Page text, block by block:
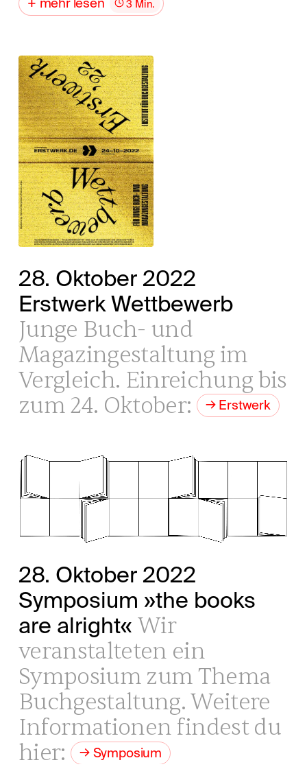
3 Min.
28. Oktober 2022
Erstwerk Wettbewerb
Junge Buch- und
Magazingestaltung im
Vergleich. Einreichung bis
zum 24. Oktober:
Erstwerk
28. Oktober 2022
Symposium »the books
are alright« Wir
veranstalteten ein
Symposium zum Thema
Buchgestaltung. Weitere
Informationen findest du
hier:
Symposium